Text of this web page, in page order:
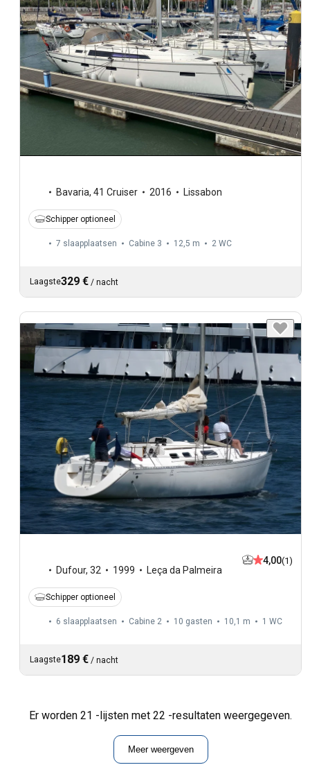
Bavaria, 41 Cruiser 2016 Lissabon
Schipper optioneel
7 slaapplaatsen Cabine 3 12,5 m 2 WC
Laagste329 € / nacht
Dufour, 32 1999 Leça da Palmeira
4,00(1)
Schipper optioneel
6 slaapplaatsen Cabine 2 10 gasten 10,1 m 1 WC
Laagste189 € / nacht
Er worden 21 -lijsten met 22 -resultaten weergegeven.
Meer weergeven